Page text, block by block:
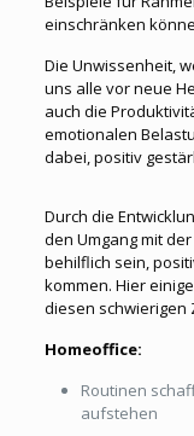
einschränken
Die Unwissenheit,
uns alle vor neue
auch die
emotionalen
dabei, positiv
Durch die
den Umgang mit
behilflich sein,
kommen. Hier
diesen schwierigen
Homeoffice:
Routinen
aufstehen